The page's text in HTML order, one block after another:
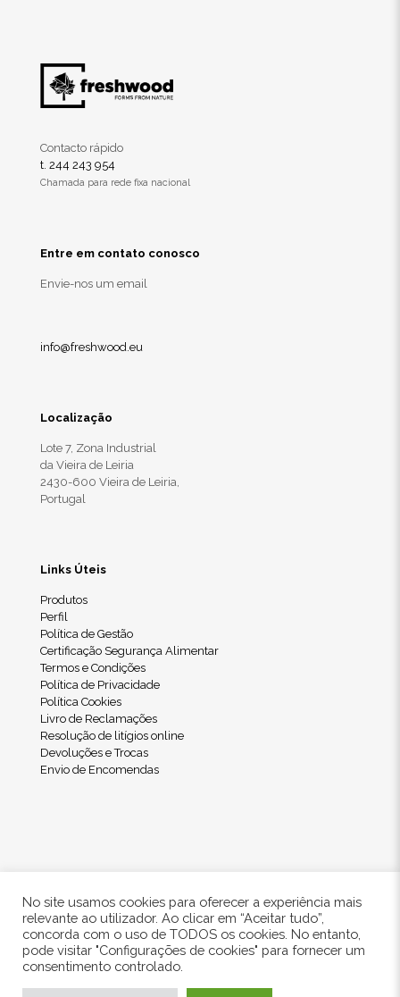
Contacto rápido
t. 244 243 954
Chamada para rede fixa nacional
Entre em contato conosco
Envie-nos um email
info@freshwood.eu
Localização
Lote 7, Zona Industrial
da Vieira de Leiria
2430-600 Vieira de Leiria,
Portugal
Links Úteis
Produtos
Perfil
Política de Gestão
Certificação Segurança Alimentar
Termos e Condições
Política de Privacidade
Política Cookies
Livro de Reclamações
Resolução de litígios online
Devoluções e Trocas
Envio de Encomendas
© 2024 Freshwood. All Rights Reserved.
No site usamos cookies para oferecer a experiência mais
relevante ao utilizador. Ao clicar em “Aceitar tudo”,
concorda com o uso de TODOS os cookies. No entanto,
pode visitar "Configurações de cookies" para fornecer um
consentimento controlado.